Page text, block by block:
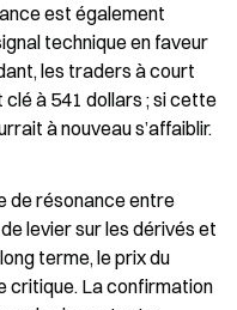
est également
technique en faveur
les traders à court
à 541 dollars ; si cette
à nouveau s’affaiblir.
de résonance entre
levier sur les dérivés et
terme, le prix du
critique. La confirmation